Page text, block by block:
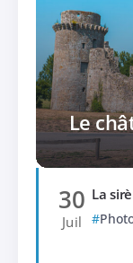
Le
30
Juil
La